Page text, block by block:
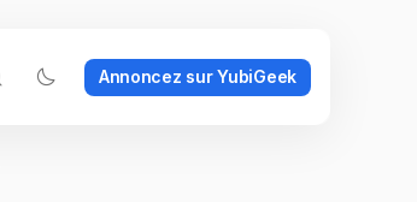
Annoncez sur YubiGeek